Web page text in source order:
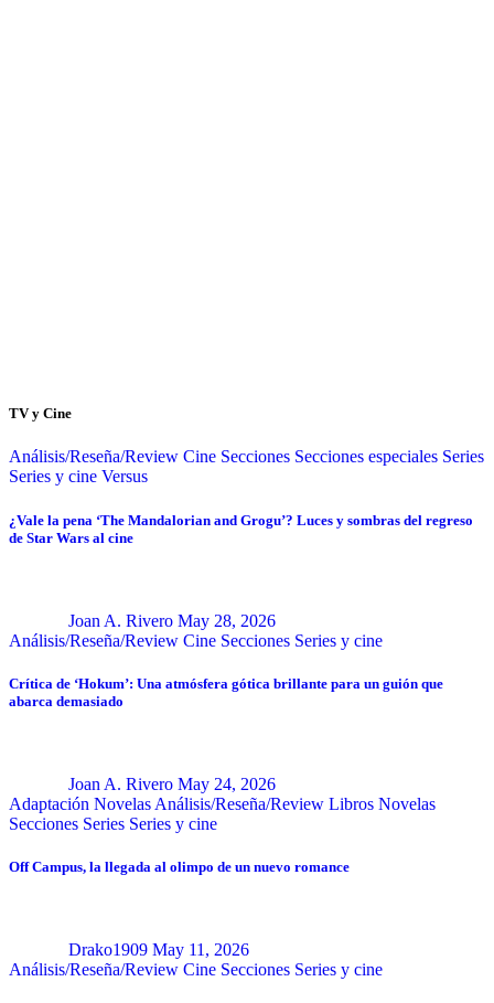
TV y Cine
Análisis/Reseña/Review Cine Secciones Secciones especiales Series
Series y cine Versus
¿Vale la pena ‘The Mandalorian and Grogu’? Luces y sombras del regreso
de Star Wars al cine
Joan A. Rivero May 28, 2026
Análisis/Reseña/Review Cine Secciones Series y cine
Crítica de ‘Hokum’: Una atmósfera gótica brillante para un guión que
abarca demasiado
Joan A. Rivero May 24, 2026
Adaptación Novelas Análisis/Reseña/Review Libros Novelas
Secciones Series Series y cine
Off Campus, la llegada al olimpo de un nuevo romance
Drako1909 May 11, 2026
Análisis/Reseña/Review Cine Secciones Series y cine